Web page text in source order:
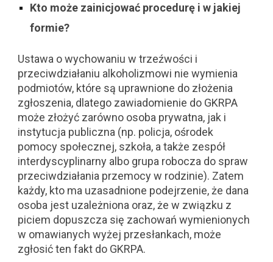
Kto może zainicjować procedurę i w jakiej
formie?
Ustawa o wychowaniu w trzeźwości i
przeciwdziałaniu alkoholizmowi nie wymienia
podmiotów, które są uprawnione do złożenia
zgłoszenia, dlatego zawiadomienie do GKRPA
może złożyć zarówno osoba prywatna, jak i
instytucja publiczna (np. policja, ośrodek
pomocy społecznej, szkoła, a także zespół
interdyscyplinarny albo grupa robocza do spraw
przeciwdziałania przemocy w rodzinie). Zatem
każdy, kto ma uzasadnione podejrzenie, że dana
osoba jest uzależniona oraz, że w związku z
piciem dopuszcza się zachowań wymienionych
w omawianych wyżej przesłankach, może
zgłosić ten fakt do GKRPA.